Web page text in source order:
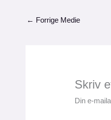
← Forrige Medie
Skriv
Din e-